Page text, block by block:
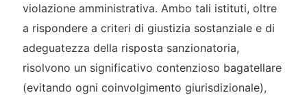
violazione amministrativa. Ambo tali istituti, oltre
a rispondere a criteri di giustizia sostanziale e di
adeguatezza della risposta sanzionatoria,
risolvono un significativo contenzioso bagatellare
(evitando ogni coinvolgimento giurisdizionale),